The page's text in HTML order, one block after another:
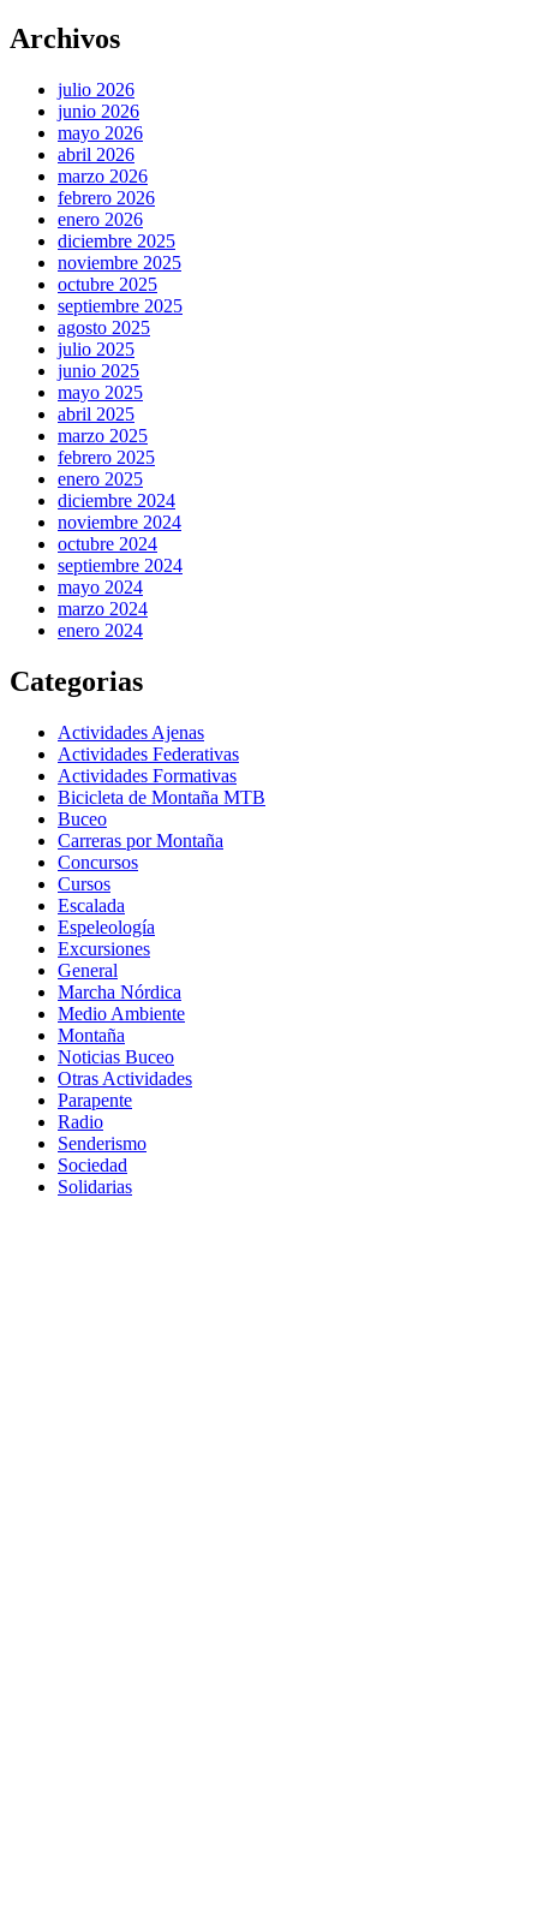
Archivos
julio 2026
junio 2026
mayo 2026
abril 2026
marzo 2026
febrero 2026
enero 2026
diciembre 2025
noviembre 2025
octubre 2025
septiembre 2025
agosto 2025
julio 2025
junio 2025
mayo 2025
abril 2025
marzo 2025
febrero 2025
enero 2025
diciembre 2024
noviembre 2024
octubre 2024
septiembre 2024
mayo 2024
marzo 2024
enero 2024
Categorias
Actividades Ajenas
Actividades Federativas
Actividades Formativas
Bicicleta de Montaña MTB
Buceo
Carreras por Montaña
Concursos
Cursos
Escalada
Espeleología
Excursiones
General
Marcha Nórdica
Medio Ambiente
Montaña
Noticias Buceo
Otras Actividades
Parapente
Radio
Senderismo
Sociedad
Solidarias